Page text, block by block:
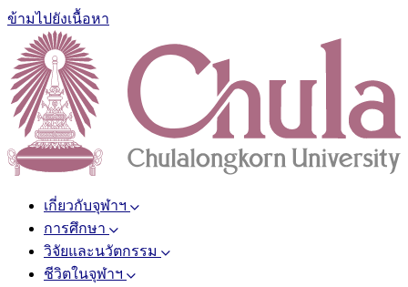
ข้ามไปยังเนื้อหา
เกี่ยวกับจุฬาฯ
การศึกษา
วิจัยและนวัตกรรม
ชีวิตในจุฬาฯ